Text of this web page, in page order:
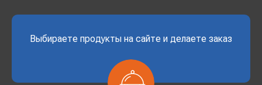
Выбираете продукты на сайте и делаете заказ